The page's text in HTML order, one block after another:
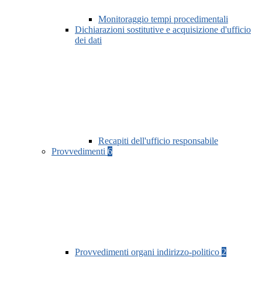
Monitoraggio tempi procedimentali
Dichiarazioni sostitutive e acquisizione d'ufficio
dei dati
Recapiti dell'ufficio responsabile
Provvedimenti 6
Provvedimenti organi indirizzo-politico 2